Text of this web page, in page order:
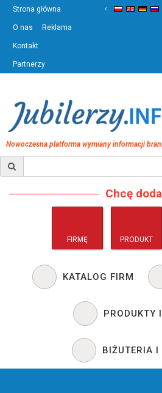
Strona główna
O nas Reklama
Kontakt
Partnerzy
‹
Nowoczesna platforma wymiany informacji
Chcę
FIRMĘ PRODUKT
KATALOG FIRM
PRODUKTY
BIŻUTERIA I